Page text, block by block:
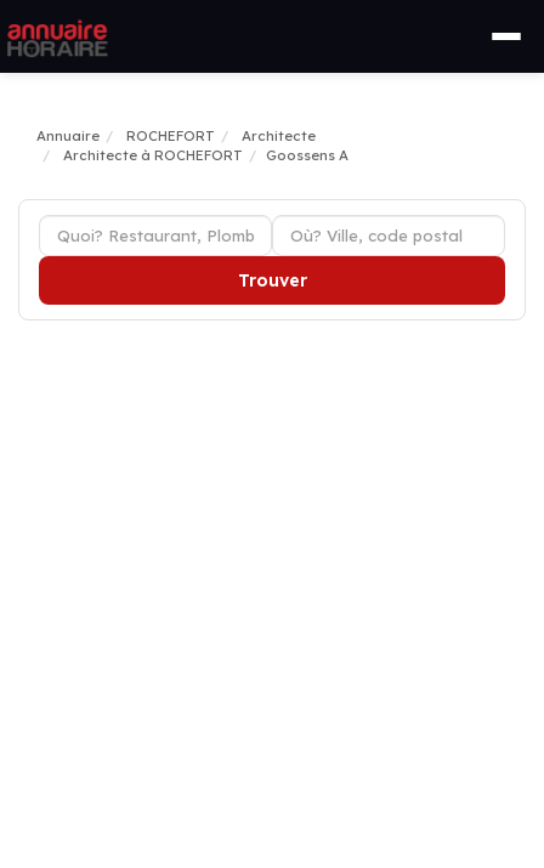
Annuaire ROCHEFORT
Architecte
Architecte à ROCHEFORT
Goossens A
Trouver